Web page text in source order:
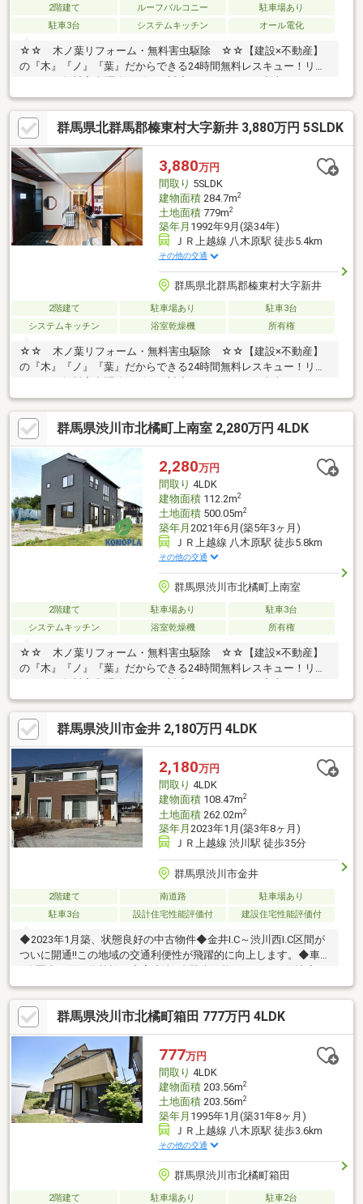
2階建て ルーフバルコニー
駐車場あり
駐車3台
システムキッチン オール電化
☆☆ 木ノ葉リフォーム・無料害虫駆除 ☆☆【建設×不動産】
の『木』『ノ』『葉』だからできる24時間無料レスキュー！リフ
ォーム・無料害虫駆除サビース対応しております！中古でもアフ
ターサービスがついており、住んでからの安心をずっとお届けし
ます！内覧時に、無料相談・お見積りも物件ごとに作成可能！！
オウチ探しも、リフォームも一緒に相談できます！＼弊社には、
『きつね隊』・『ゴリラ隊』という無料かけつけサービスの仕組
みが、整っています♪／住んでからのお家トラブル、緊急対応も承
っております♪お家のこと、すべて木ノ葉プランニングにお任せく
ださい＾＾
群馬県北群馬郡榛東村大字新井 3,880万円 5SLDK
3,880万円
間取り 5SLDK
建物面積284.7m2
土地面積779m2
築年月 1992年9月(築34年)
ＪＲ上越線 八木原駅 徒歩5.4km
その他の交通
群馬県北群馬郡榛東村大字新井
2階建て 駐車場あり
駐車3台
システムキッチン
浴室乾燥機 所有権
☆☆ 木ノ葉リフォーム・無料害虫駆除 ☆☆【建設×不動産】
の『木』『ノ』『葉』だからできる24時間無料レスキュー！リフ
ターサービスがついており、住んでからの安心をずっとお届けし
ます！内覧時に、無料相談・お見積りも物件ごとに作成可能！！
オウチ探しも、リフォームも一緒に相談できます！＼弊社には、
『きつね隊』・『ゴリラ隊』という無料かけつけサービスの仕組
みが、整っています♪／住んでからのお家トラブル、緊急対応も承
っております♪お家のこと、すべて木ノ葉プランニングにお任せく
ださい＾＾
群馬県渋川市北橘町上南室 2,280万円 4LDK
2,280万円
間取り 4LDK
建物面積112.2m2
土地面積500.05m2
築年月 2021年6月(築5年3ヶ月)
ＪＲ上越線 八木原駅 徒歩5.8km
その他の交通
群馬県渋川市北橘町上南室
2階建て 駐車場あり
駐車3台
システムキッチン
浴室乾燥機 所有権
☆☆ 木ノ葉リフォーム・無料害虫駆除 ☆☆【建設×不動産】
の『木』『ノ』『葉』だからできる24時間無料レスキュー！リフ
ォーム・無料害虫駆除サビース対応しております！中古でもアフ
ターサービスがついており、住んでからの安心をずっとお届けし
ます！内覧時に、無料相談・お見積りも物件ごとに作成可能！！
オウチ探しも、リフォームも一緒に相談できます！＼弊社には、
『きつね隊』・『ゴリラ隊』という無料かけつけサービスの仕組
みが、整っています♪／住んでからのお家トラブル、緊急対応も承
っております♪お家のこと、すべて木ノ葉プランニングにお任せく
ださい＾＾
群馬県渋川市金井 2,180万円 4LDK
2,180万円
間取り 4LDK
建物面積108.47m2
土地面積262.02m2
築年月 2023年1月(築3年8ヶ月)
ＪＲ上越線 渋川駅 徒歩35分
群馬県渋川市金井
2階建て 南道路
駐車場あり
駐車3台
設計住宅性能評価付 建設住宅性能評価付
◆2023年1月築、状態良好の中古物件◆金井I.C～渋川西I.C区間が
ついに開通!!この地域の交通利便性が飛躍的に向上します。◆車で
ーデニングも楽しめる庭付き◆広々南向きバルコニー
群馬県渋川市北橘町箱田 777万円 4LDK
777万円
間取り 4LDK
建物面積203.56m2
土地面積203.56m2
築年月 1995年1月(築31年8ヶ月)
ＪＲ上越線 八木原駅 徒歩3.6km
その他の交通
群馬県渋川市北橘町箱田
2階建て 駐車場あり 駐車2台